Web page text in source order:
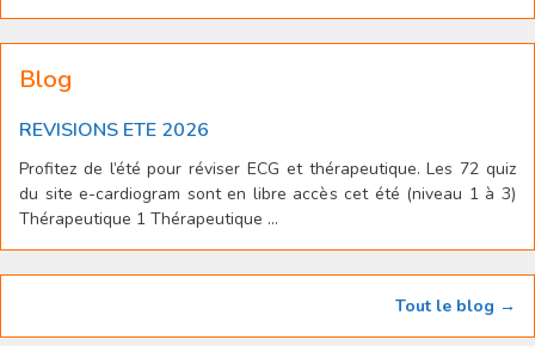
Blog
REVISIONS ETE 2026
Profitez de l’été pour réviser ECG et thérapeutique. Les 72 quiz
du site e-cardiogram sont en libre accès cet été (niveau 1 à 3)
Thérapeutique 1 Thérapeutique ...
Tout le blog →